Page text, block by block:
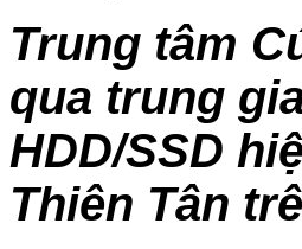
Trung tâm
qua trung
HDD/SSD
Thiên Tân